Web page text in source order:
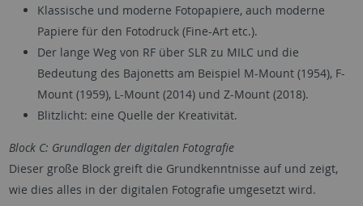
Klassische und moderne Fotopapiere, auch moderne
Papiere für den Fotodruck (Fine-Art etc.).
Der lange Weg von RF über SLR zu MILC und die
Bedeutung des Bajonetts am Beispiel M-Mount (1954), F-
Mount (1959), L-Mount (2014) und Z-Mount (2018).
Blitzlicht: eine Quelle der Kreativität.
Block C: Grundlagen der digitalen Fotografie
Dieser große Block greift die Grundkenntnisse auf und zeigt,
wie dies alles in der digitalen Fotografie umgesetzt wird.